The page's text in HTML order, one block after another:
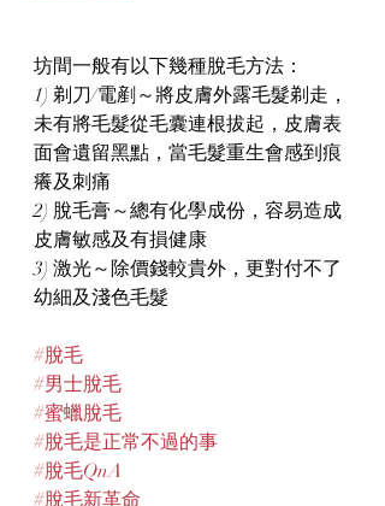
坊間一般有以下幾種脫毛方法：
1) 剃刀/電剷～將皮膚外露毛髮剃走，
未有將毛髮從毛囊連根拔起，皮膚表
面會遺留黑點，當毛髮重生會感到痕
癢及刺痛
2) 脫毛膏～總有化學成份，容易造成
皮膚敏感及有損健康
3) 激光～除價錢較貴外，更對付不了
幼細及淺色毛髮
#脫毛
#男士脫毛
#蜜蠟脫毛
#脫毛是正常不過的事
#脫毛QnA
#脫毛新革命